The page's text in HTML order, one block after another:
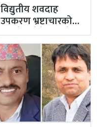
विद्युतीय शवदाह
उपकरण भ्रष्टाचारको
मुद्दा हेर्दा हेर्दैमा राखेर
टुंग्याइँदै